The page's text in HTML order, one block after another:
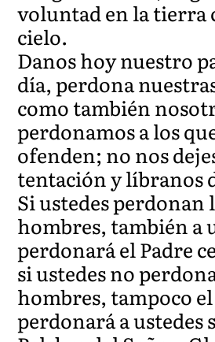
voluntad en la tierra
cielo.
Danos hoy nuestro
día, perdona
como también
perdonamos a los
ofenden; no nos
tentación y líbranos
Si ustedes perdonan
hombres, también a
perdonará el Padre
si ustedes no
hombres, tampoco el
perdonará a ustedes